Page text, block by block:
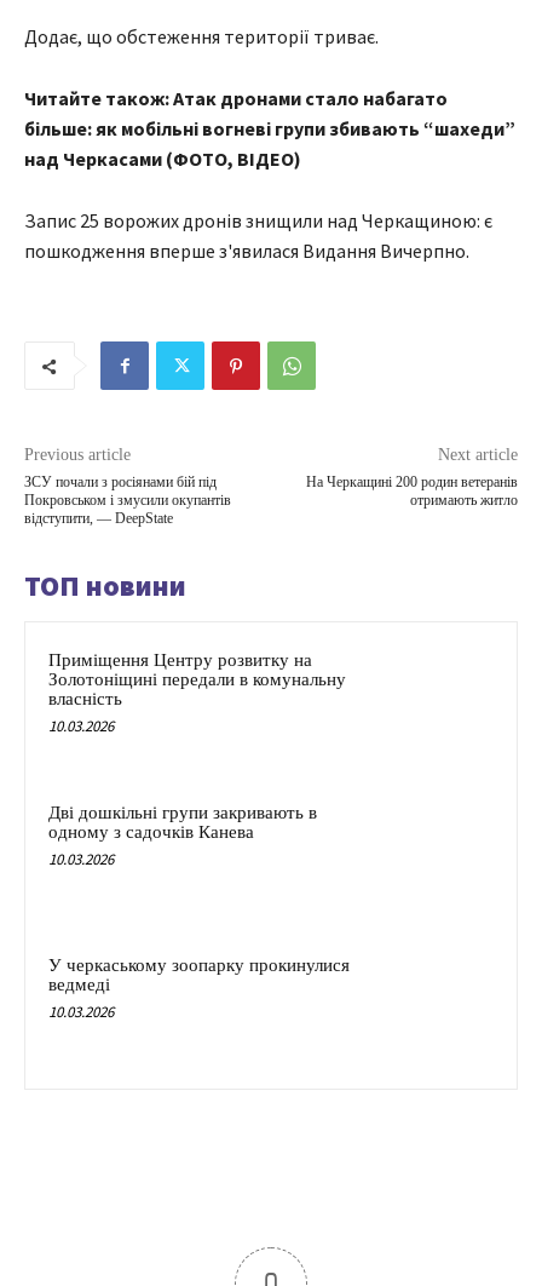
Додає, що обстеження території триває.
Читайте також: Атак дронами стало набагато
більше: як мобільні вогневі групи збивають “шахеди”
над Черкасами (ФОТО, ВІДЕО)
Запис 25 ворожих дронів знищили над Черкащиною: є
пошкодження вперше з'явилася Видання Вичерпно.
Previous article
ЗСУ почали з росіянами бій під
Покровськом і змусили окупантів
відступити, — DeepState
Next article
На Черкащині 200 родин ветеранів
отримають житло
ТОП новини
Приміщення Центру розвитку на
Золотоніщині передали в комунальну
власність
10.03.2026
Дві дошкільні групи закривають в
одному з садочків Канева
10.03.2026
У черкаському зоопарку прокинулися
ведмеді
10.03.2026